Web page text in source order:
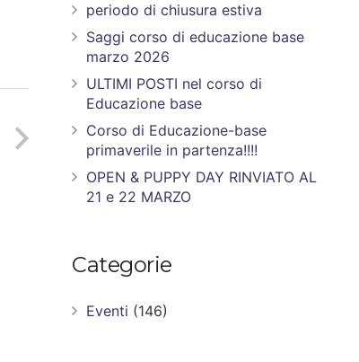
periodo di chiusura estiva
Saggi corso di educazione base
marzo 2026
ULTIMI POSTI nel corso di
Educazione base
Corso di Educazione-base
primaverile in partenza!!!!
OPEN & PUPPY DAY RINVIATO AL
21 e 22 MARZO
Categorie
Eventi (146)